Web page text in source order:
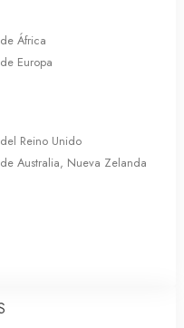
África
Europa
Reino Unido
Australia, Nueva Zelanda